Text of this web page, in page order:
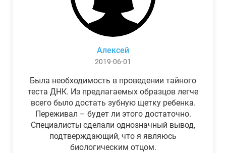
Алексей
2019-06-01
Была необходимость в проведении тайного
теста ДНК. Из предлагаемых образцов легче
всего было достать зубную щетку ребенка.
Переживал – будет ли этого достаточно.
Специалисты сделали однозначный вывод,
подтверждающий, что я являюсь
биологическим отцом.